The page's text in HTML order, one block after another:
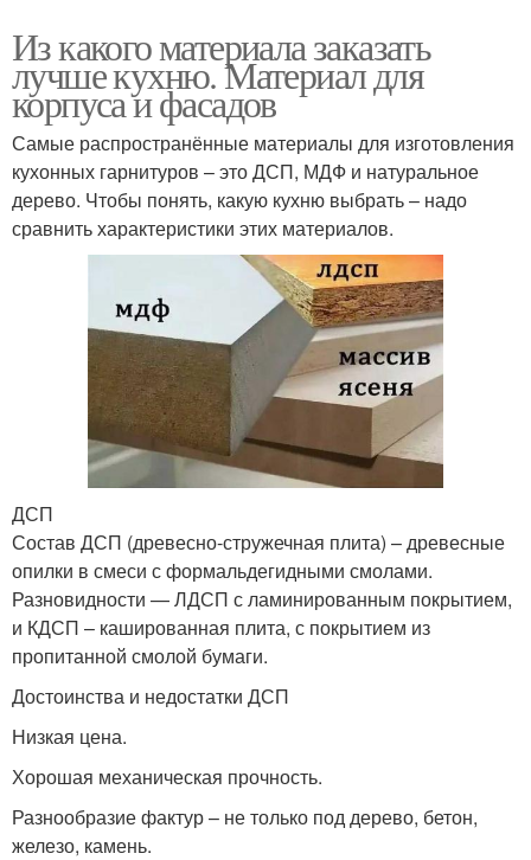
Из какого материала заказать
лучше кухню. Материал для
корпуса и фасадов
Самые распространённые материалы для изготовления
кухонных гарнитуров – это ДСП, МДФ и натуральное
дерево. Чтобы понять, какую кухню выбрать – надо
сравнить характеристики этих материалов.
ДСП
Состав ДСП (древесно-стружечная плита) – древесные
опилки в смеси с формальдегидными смолами.
Разновидности — ЛДСП с ламинированным покрытием,
и КДСП – кашированная плита, с покрытием из
пропитанной смолой бумаги.
Достоинства и недостатки ДСП
Низкая цена.
Хорошая механическая прочность.
Разнообразие фактур – не только под дерево, бетон,
железо, камень.